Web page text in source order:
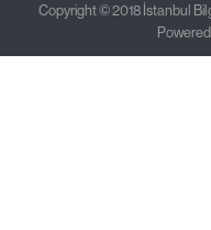
Copyright © 2018 İstanbul Bilgi